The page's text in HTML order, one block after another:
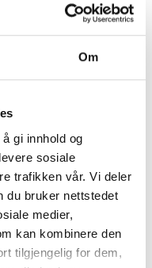
Om
gi innhold og
sosiale
trafikken vår. Vi deler
du bruker nettstedet
medier,
kan kombinere den
tilgjengelig for dem,